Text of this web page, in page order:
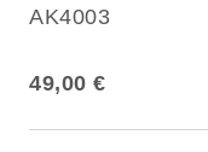
AK4003
49,00 €